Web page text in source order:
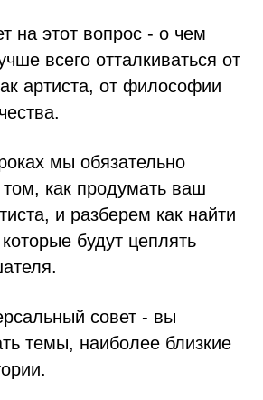
на этот вопрос - о чем
всего отталкиваться от
артиста, от философии
мы обязательно
как продумать ваш
и разберем как найти
будут цеплять
совет - вы
темы, наиболее близкие